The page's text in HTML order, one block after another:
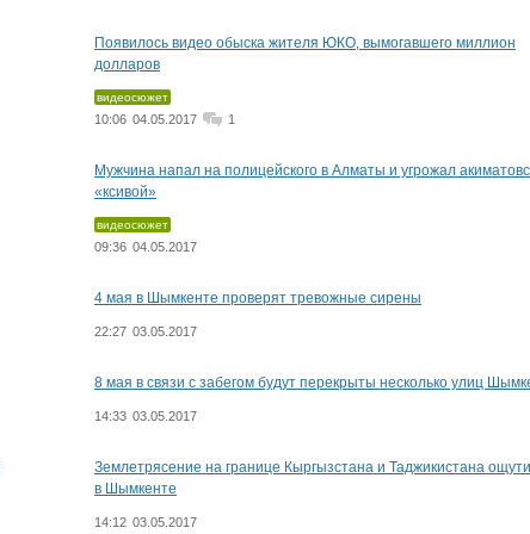
Появилось видео обыска жителя ЮКО, вымогавшего миллион
долларов
видеосюжет
10:06 04.05.2017 1
Мужчина напал на полицейского в Алматы и угрожал
«ксивой»
видеосюжет
09:36 04.05.2017
4 мая в Шымкенте проверят тревожные сирены
22:27 03.05.2017
8 мая в связи с забегом будут перекрыты несколько улиц
14:33 03.05.2017
Землетрясение на границе Кыргызстана и Таджикистана
в Шымкенте
14:12 03.05.2017